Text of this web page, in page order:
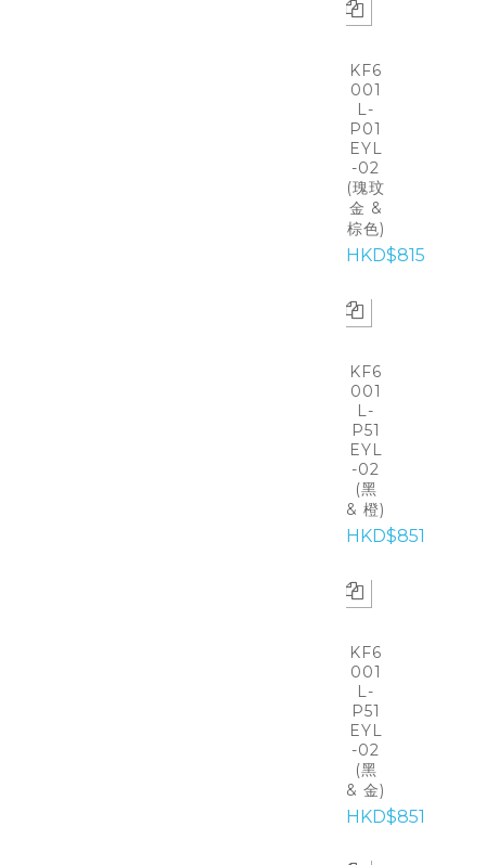
KF6
001
L-
P01
EYL
-02
(瑰玟
金 &
棕色)
HKD$815
KF6
001
L-
P51
EYL
-02
(黑
& 橙)
HKD$851
KF6
001
L-
P51
EYL
-02
(黑
& 金)
HKD$851